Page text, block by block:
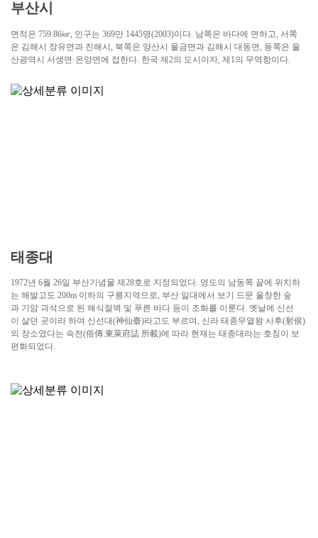
부산시
면적은 759.86㎢, 인구는 369만 1445명(2003)이다. 남쪽은 바다에 면하고, 서쪽
은 김해시 장유면과 진해시, 북쪽은 양산시 물금면과 김해시 대동면, 동쪽은 울
산광역시 서생면·온양면에 접한다. 한국 제2의 도시이자, 제1의 무역항이다.
태종대
1972년 6월 26일 부산기념물 제28호로 지정되었다. 영도의 남동쪽 끝에 위치하
는 해발고도 200m 이하의 구릉지역으로, 부산 일대에서 보기 드문 울창한 숲
과 기암 괴석으로 된 해식절벽 및 푸른 바다 등이 조화를 이룬다. 옛날에 신선
이 살던 곳이라 하여 신선대(神仙臺)라고도 부르며, 신라 태종무열왕 사후(射侯)
의 장소였다는 속전(俗傳:東萊府誌 所載)에 따라 현재는 태종대라는 호칭이 보
편화되었다.